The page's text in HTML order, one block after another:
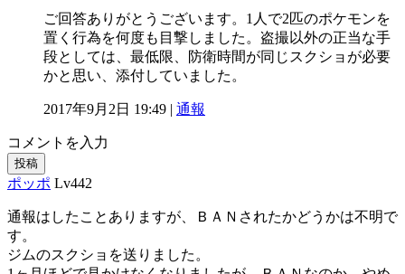
ご回答ありがとうございます。1人で2匹のポケモンを
置く行為を何度も目撃しました。盗撮以外の正当な手
段としては、最低限、防衛時間が同じスクショが必要
かと思い、添付していました。
2017年9月2日 19:49 | 通報
コメントを入力
投稿
ポッポ Lv442
通報はしたことありますが、ＢＡＮされたかどうかは不明で
す。
ジムのスクショを送りました。